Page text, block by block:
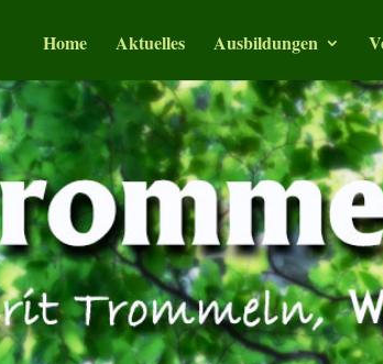
Home Aktuelles Ausbildungen